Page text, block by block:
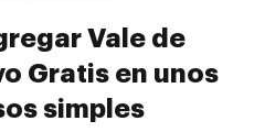
Vale de
Gratis en unos
simples